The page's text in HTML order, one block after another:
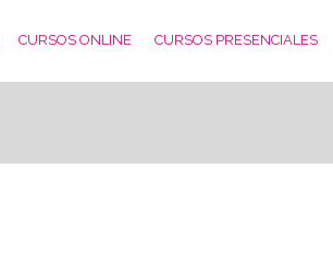
CURSOS ONLINE CURSOS PRESENCIALES